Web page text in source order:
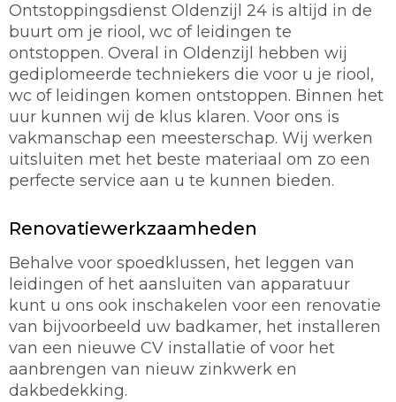
Ontstoppingsdienst Oldenzijl 24 is altijd in de
buurt om je riool, wc of leidingen te
ontstoppen. Overal in Oldenzijl hebben wij
gediplomeerde techniekers die voor u je riool,
wc of leidingen komen ontstoppen. Binnen het
uur kunnen wij de klus klaren. Voor ons is
vakmanschap een meesterschap. Wij werken
uitsluiten met het beste materiaal om zo een
perfecte service aan u te kunnen bieden.
Renovatiewerkzaamheden
Behalve voor spoedklussen, het leggen van
leidingen of het aansluiten van apparatuur
kunt u ons ook inschakelen voor een renovatie
van bijvoorbeeld uw badkamer, het installeren
van een nieuwe CV installatie of voor het
aanbrengen van nieuw zinkwerk en
dakbedekking.